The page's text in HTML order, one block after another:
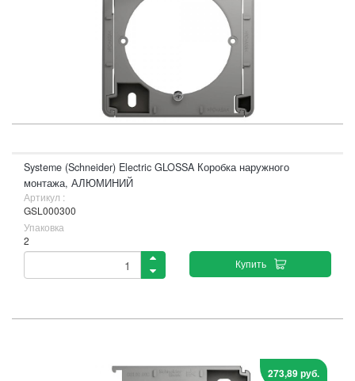
Systeme (Schneider) Electric GLOSSA Коробка наружного
монтажа, АЛЮМИНИЙ
Артикул :
GSL000300
Упаковка
2
Купить
273,89 руб.